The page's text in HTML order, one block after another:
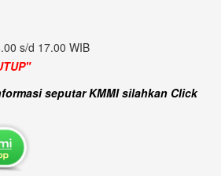
s/d 17.00 WIB
seputar KMMI silahkan Click